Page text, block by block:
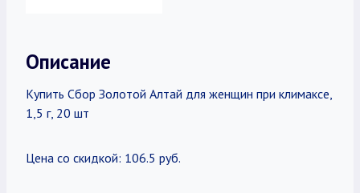
Описание
Купить Сбор Золотой Алтай для женщин при климаксе,
1,5 г, 20 шт
Цена со скидкой: 106.5 руб.